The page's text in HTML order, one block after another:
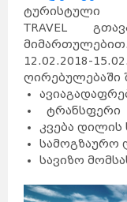
TRAVEL
12.02.2018-
ღირებულებაში
ტრანსფერი
კვება დილის
სამოგზაურო
სავიზო